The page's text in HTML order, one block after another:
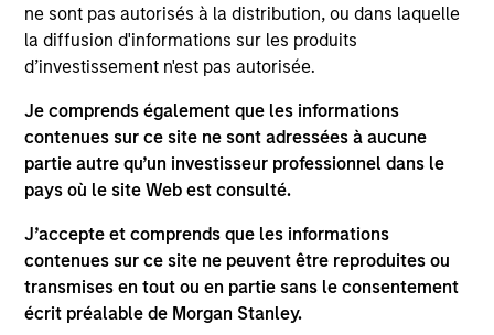
ne sont pas autorisés à la distribution, ou dans laquelle
la diffusion d'informations sur les produits
d’investissement n'est pas autorisée.
Je comprends également que les informations
contenues sur ce site ne sont adressées à aucune
partie autre qu’un investisseur professionnel dans le
pays où le site Web est consulté.
J’accepte et comprends que les informations
contenues sur ce site ne peuvent être reproduites ou
transmises en tout ou en partie sans le consentement
écrit préalable de Morgan Stanley.
Performance data for funds with less than one year's track
record is not shown. Performance is calculated net of fees.
YTD performance data is not annualised. Performance of
other share classes, when offered, may differ. Please
consider the investment objectives, risks, charges and
expenses of the fund carefully before investing.
Past performance should not be construed as a guarantee
of future performance. Performance of the Morgan Stanley
Liquidity Funds is calculated net of fees. Returns may
increase or decrease as a result of currency fluctuations.
It is important you read the legal information page before
proceeding as it explains in which countries the Morgan
Stanley Liquidity Funds are authorised for sale and where
this website is directed.